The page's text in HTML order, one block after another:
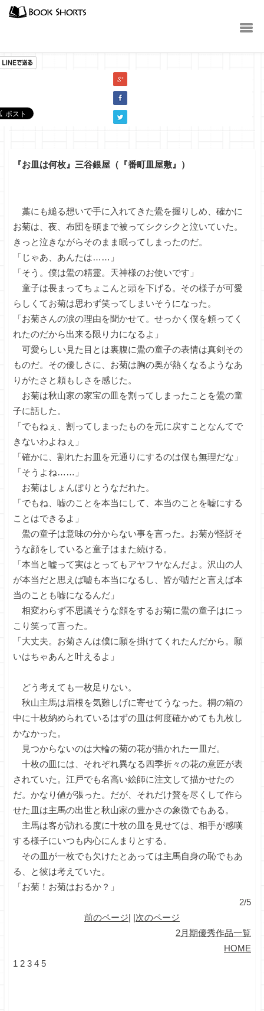
『お皿は何枚』三谷銀屋（『番町皿屋敷』）
藁にも縋る想いで手に入れてきた鷽を握りしめ、確かに
お菊は、夜、布団を頭まで被ってシクシクと泣いていた。
きっと泣きながらそのまま眠ってしまったのだ。
「じゃあ、あんたは……」
「そう。僕は鷽の精霊。天神様のお使いです」
童子は畏まってちょこんと頭を下げる。その様子が可愛
らしくてお菊は思わず笑ってしまいそうになった。
「お菊さんの涙の理由を聞かせて。せっかく僕を頼ってく
れたのだから出来る限り力になるよ」
可愛らしい見た目とは裏腹に鷽の童子の表情は真剣その
ものだ。その優しさに、お菊は胸の奥が熱くなるようなあ
りがたさと頼もしさを感じた。
お菊は秋山家の家宝の皿を割ってしまったことを鷽の童
子に話した。
「でもねぇ、割ってしまったものを元に戻すことなんてで
きないわよねぇ」
「確かに、割れたお皿を元通りにするのは僕も無理だな」
「そうよね……」
お菊はしょんぼりとうなだれた。
「でもね、嘘のことを本当にして、本当のことを嘘にする
ことはできるよ」
鷽の童子は意味の分からない事を言った。お菊が怪訝そ
うな顔をしていると童子はまた続ける。
「本当と嘘って実はとってもアヤフヤなんだよ。沢山の人
が本当だと思えば嘘も本当になるし、皆が嘘だと言えば本
当のことも嘘になるんだ」
相変わらず不思議そうな顔をするお菊に鷽の童子はにっ
こり笑って言った。
「大丈夫。お菊さんは僕に願を掛けてくれたんだから。願
いはちゃあんと叶えるよ」
どう考えても一枚足りない。
秋山主馬は眉根を気難しげに寄せてうなった。桐の箱の
中に十枚納められているはずの皿は何度確かめても九枚し
かなかった。
見つからないのは大輪の菊の花が描かれた一皿だ。
十枚の皿には、それぞれ異なる四季折々の花の意匠が表
されていた。江戸でも名高い絵師に注文して描かせたの
だ。かなり値が張った。だが、それだけ贅を尽くして作ら
せた皿は主馬の出世と秋山家の豊かさの象徴でもある。
主馬は客が訪れる度に十枚の皿を見せては、相手が感嘆
する様子にいつも内心にんまりとする。
その皿が一枚でも欠けたとあっては主馬自身の恥でもあ
る、と彼は考えていた。
「お菊！お菊はおるか？」
2/5
前のページ| |次のページ
2月期優秀作品一覧
HOME
1 2 3 4 5